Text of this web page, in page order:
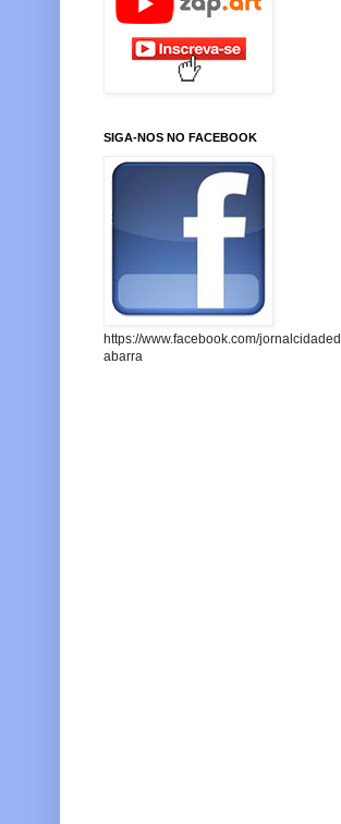
SIGA-NOS NO FACEBOOK
https://www.facebook.com/jornalcidaded
abarra